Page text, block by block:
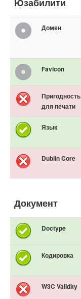
Домен
Favicon
Пригодность
для печати
Язык
Dublin Core
Документ
Doctype
Кодировка
W3C Validity